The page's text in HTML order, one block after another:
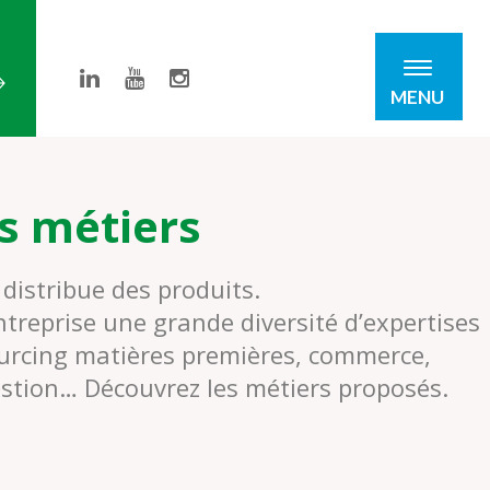
MENU
métiers
des produits.
une grande diversité d’expertises
matières premières, commerce,
Découvrez les métiers proposés.